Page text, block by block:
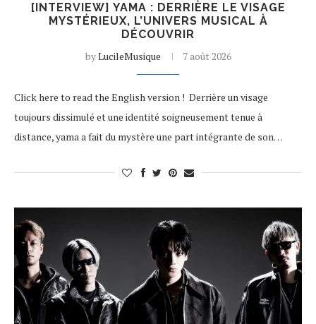
[INTERVIEW] YAMA : DERRIÈRE LE VISAGE
MYSTÉRIEUX, L’UNIVERS MUSICAL À
DÉCOUVRIR
byLucileMusique 7 août 2026
Click here to read the English version ! Derrière un visage
toujours dissimulé et une identité soigneusement tenue à
distance, yama a fait du mystère une part intégrante de son…